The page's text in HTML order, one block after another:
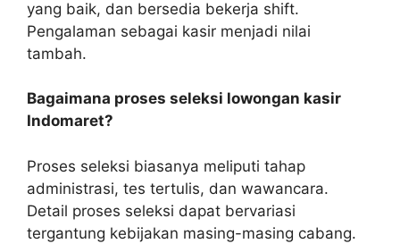
yang baik, dan bersedia bekerja shift.
Pengalaman sebagai kasir menjadi nilai
tambah.
Bagaimana proses seleksi lowongan kasir
Indomaret?
Proses seleksi biasanya meliputi tahap
administrasi, tes tertulis, dan wawancara.
Detail proses seleksi dapat bervariasi
tergantung kebijakan masing-masing cabang.